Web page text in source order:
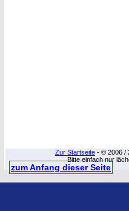
Zur Startseite - © 2006 /
Bitte einfach nur
zum Anfang dieser Seite